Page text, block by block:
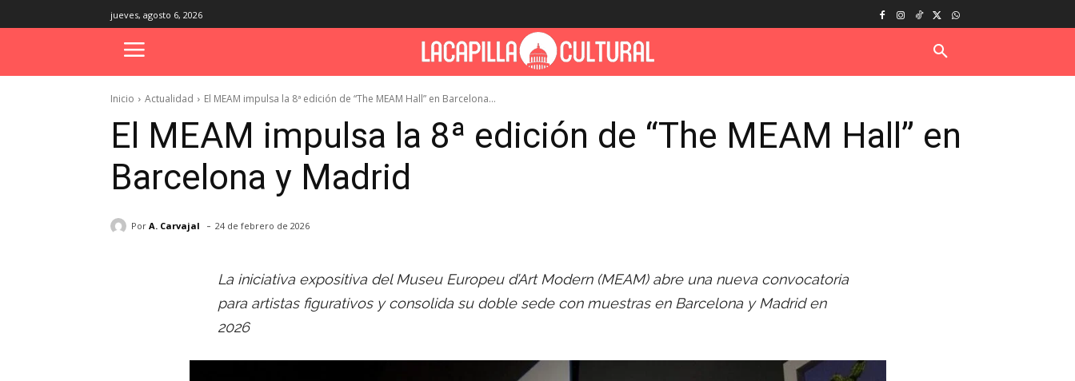
jueves, agosto 6, 2026
Inicio Actualidad El MEAM impulsa la 8ª edición de “The MEAM Hall” en Barcelona...
El MEAM impulsa la 8ª edición de “The MEAM Hall” en
Barcelona y Madrid
Por A. Carvajal - 24 de febrero de 2026
La iniciativa expositiva del Museu Europeu d’Art Modern (MEAM) abre una nueva convocatoria
para artistas figurativos y consolida su doble sede con muestras en Barcelona y Madrid en
2026